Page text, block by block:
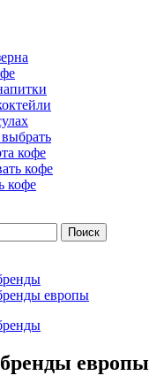
кофе
кофе
кофе
европы
европы